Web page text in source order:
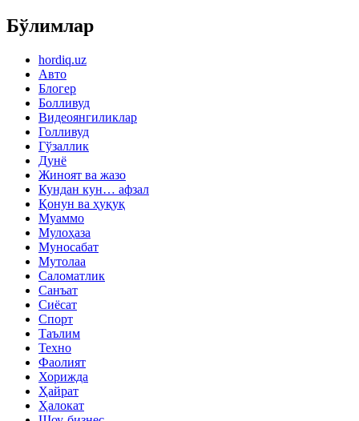
Бўлимлар
hordiq.uz
Авто
Блогер
Болливуд
Видеоянгиликлар
Голливуд
Гўзаллик
Дунё
Жиноят ва жазо
Кундан кун… афзал
Қонун ва ҳуқуқ
Муаммо
Мулоҳаза
Муносабат
Мутолаа
Саломатлик
Санъат
Сиёсат
Спорт
Таълим
Техно
Фаолият
Хорижда
Ҳайрат
Ҳалокат